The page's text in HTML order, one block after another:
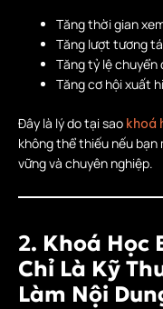
Tăng thời gian
Tăng lượt tương
Tăng tỷ lệ chuyển
Tăng cơ hội xuất
Đây là lý do tại sao khoá
không thể thiếu nếu bạn
vững và chuyên nghiệp.
2. Khoá Học
Chỉ Là Kỹ
Làm Nội